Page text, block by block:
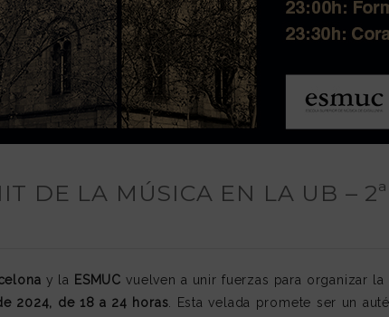
DE LA MÚSICA EN LA UB –
y la ESMUC vuelven a unir fuerzas para organizar la
2024, de 18 a 24 horas . Esta velada promete ser un